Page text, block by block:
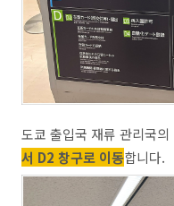
도쿄 출입국 재류 관리국
서 D2 창구로 이동합니다.